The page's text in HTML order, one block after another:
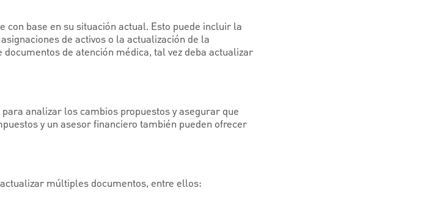
base en su situación actual. Esto puede incluir la
de activos o la actualización de la
de atención médica, tal vez deba actualizar
analizar los cambios propuestos y asegurar que
y un asesor financiero también pueden ofrecer
múltiples documentos, entre ellos: